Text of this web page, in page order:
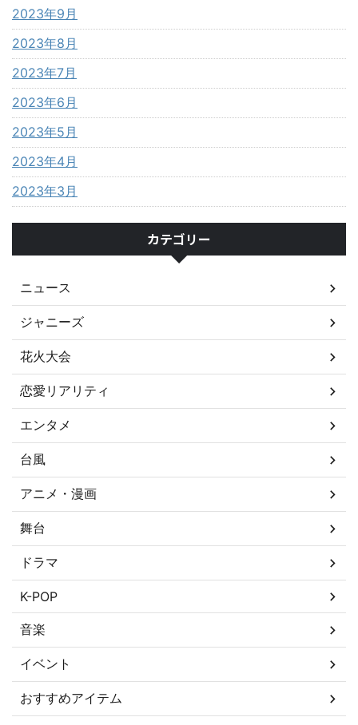
2023年9月
2023年8月
2023年7月
2023年6月
2023年5月
2023年4月
2023年3月
カテゴリー
ニュース
ジャニーズ
花火大会
恋愛リアリティ
エンタメ
台風
アニメ・漫画
舞台
ドラマ
K-POP
音楽
イベント
おすすめアイテム